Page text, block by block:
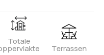
Totale
Terrassen